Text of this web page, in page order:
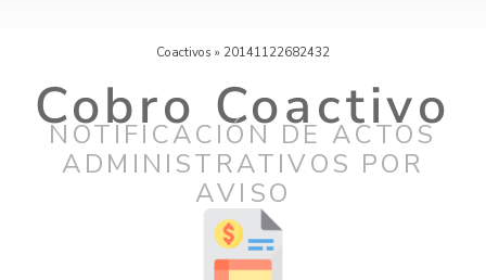
Coactivos » 20141122682432
Cobro Coactivo
NOTIFICACIÓN DE ACTOS
ADMINISTRATIVOS POR
AVISO